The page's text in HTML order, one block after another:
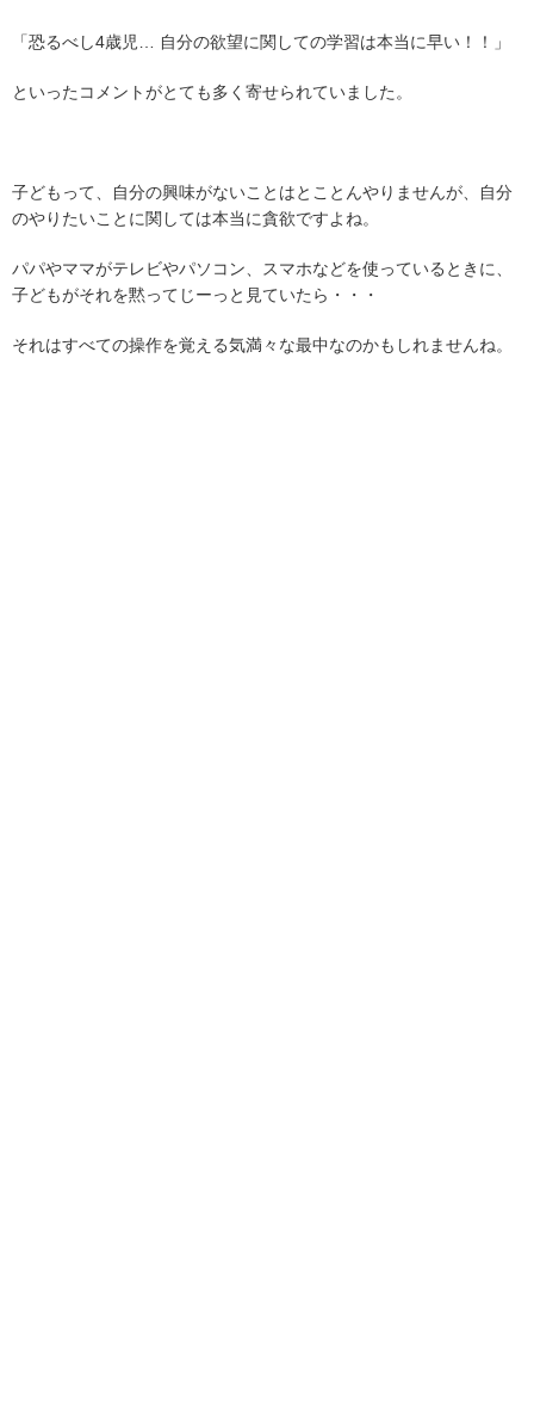
「恐るべし4歳児… 自分の欲望に関しての学習は本当に早い！！」
といったコメントがとても多く寄せられていました。
子どもって、自分の興味がないことはとことんやりませんが、自分
のやりたいことに関しては本当に貪欲ですよね。
パパやママがテレビやパソコン、スマホなどを使っているときに、
子どもがそれを黙ってじーっと見ていたら・・・
それはすべての操作を覚える気満々な最中なのかもしれませんね。